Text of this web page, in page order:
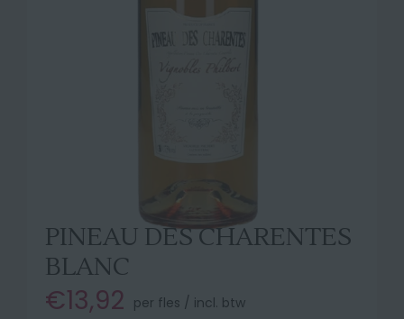
PINEAU DES CHARENTES
BLANC
€13,92 per fles / incl. btw